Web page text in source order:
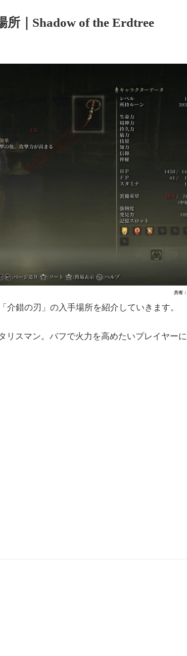
所｜Shadow of the Erdtree
共有
介錯の刃」の入手場所を紹介していきます。
リスマン。バフで火力を高めたいプレイヤー